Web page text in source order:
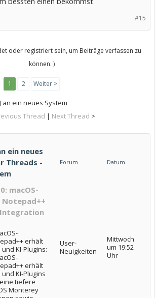
#15
oder registriert sein, um Beiträge verfassen zu
können. )
1 2 Weiter >
ein neues System
Thread | Next Thread >
ein neues
Threads -
Forum Datum
macOS-
erhält
KI-Plugins:
erhält
KI-Plugins
tiefere
Monterey
User-
Neuigkeiten
Mittwoch
um 19:52
Uhr